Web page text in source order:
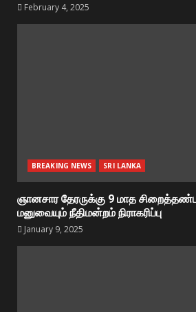
February 4, 2025
BREAKING NEWS SRI LANKA
ஞானசார தேரருக்கு 9 மாத
மனுவையும் நீதிமன்றம் நிராகரிப்பு
January 9, 2025